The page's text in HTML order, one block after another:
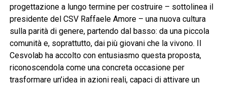
progettazione a lungo termine per costruire – sottolinea il
presidente del CSV Raffaele Amore – una nuova cultura
sulla parità di genere, partendo dal basso: da una piccola
comunità e, soprattutto, dai più giovani che la vivono. Il
Cesvolab ha accolto con entusiasmo questa proposta,
riconoscendola come una concreta occasione per
trasformare un’idea in azioni reali, capaci di attivare un